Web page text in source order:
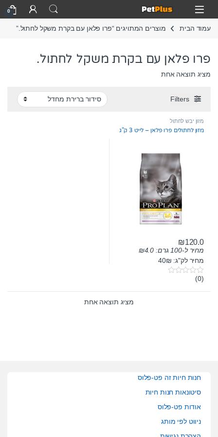
Skip to navigation
Skip to content
Open
0
עמוד הבית מוצרים המתויגים “פרו פלאן עם בקרת משקל לחתול.”
פרו פלאן עם בקרת משקל לחתול.
מציג תוצאה אחת
Filters
מזון יבש לחתול
מזון לחתולים פרו פלאן – לייט 3 ק”ג
₪120.0
מחיר ל-100 גרם: ₪4.0
מחיר לק"ג: 40₪
0
u
(0)
מציג תוצאה אחת
חנות חיות זה פט-פלוס
סיטונאות חנות חיות
אודות פט-פלוס
ניווט לפי מותג